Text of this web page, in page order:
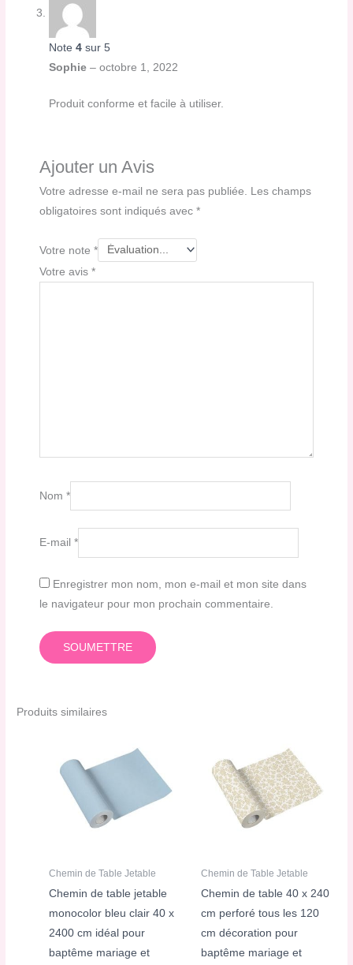
Note4 sur 5
Sophie– octobre 1, 2022
Produit conforme et facile à utiliser.
Ajouter un Avis
Votre adresse e-mail ne sera pas publiée.
Les champs
obligatoires sont indiqués avec*
Votre note*
Votre avis*
Nom*
E-mail*
Enregistrer mon nom, mon e-mail et mon site dans
le navigateur pour mon prochain commentaire.
Produits similaires
Chemin de Table Jetable
Chemin de table jetable
monocolor bleu clair 40 x
2400 cm idéal pour
baptême mariage et
Chemin de Table Jetable
Chemin de table 40 x 240
cm perforé tous les 120
cm décoration pour
baptême mariage et